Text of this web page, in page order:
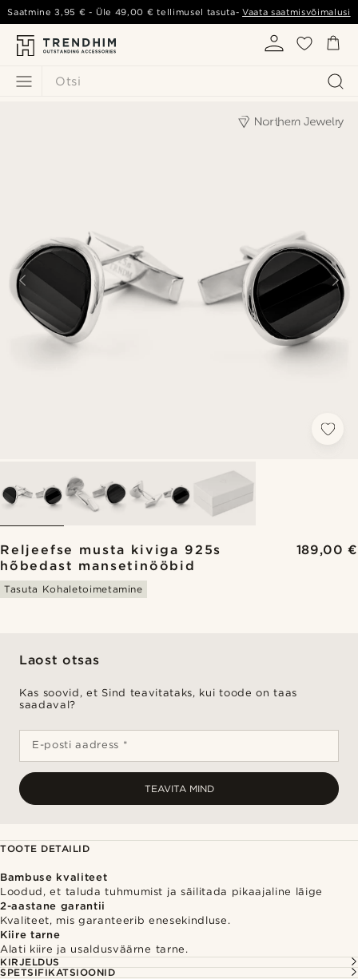
Otsi
Saatmine3,95 € - Üle 49,00 € tellimusel tasuta-Vaata saatmisvõimalusi
Reljeefse musta kiviga 925s
hõbedast mansetinööbid
189,00 €
Tasuta Kohaletoimetamine
Laost otsas
Kas soovid, et Sind teavitataks, kui toode on taas
saadaval?
E-posti aadress *
TEAVITA MIND
TOOTE DETAILID
Bambuse kvaliteet
Loodud, et taluda tuhmumist ja säilitada pikaajaline läige
2-aastane garantii
Kvaliteet, mis garanteerib enesekindluse.
Kiire tarne
Alati kiire ja usaldusväärne tarne.
KIRJELDUS
SPETSIFIKATSIOONID